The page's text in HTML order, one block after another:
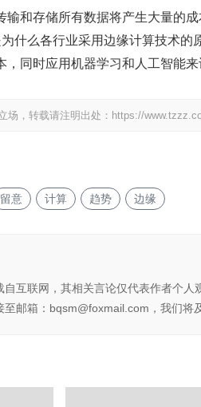
输和存储所有数据将产生大量的
什么各行业采用边缘计算技术
，同时应用机器学习和人工智能
场，转载请注明出处： https://
留意 计算 趋势 边缘
自互联网，其相关言论仅代表作者个
邮箱：bqsm@foxmail.com，我们将